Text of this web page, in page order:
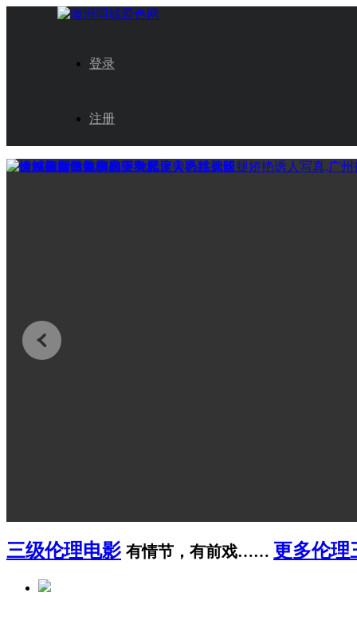
登录
注册
三级伦理电影 有情节，有前戏…… 更多伦理